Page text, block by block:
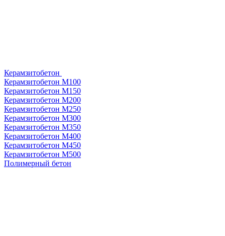
Керамзитобетон
Керамзитобетон М100
Керамзитобетон М150
Керамзитобетон М200
Керамзитобетон М250
Керамзитобетон М300
Керамзитобетон М350
Керамзитобетон М400
Керамзитобетон М450
Керамзитобетон М500
Полимерный бетон